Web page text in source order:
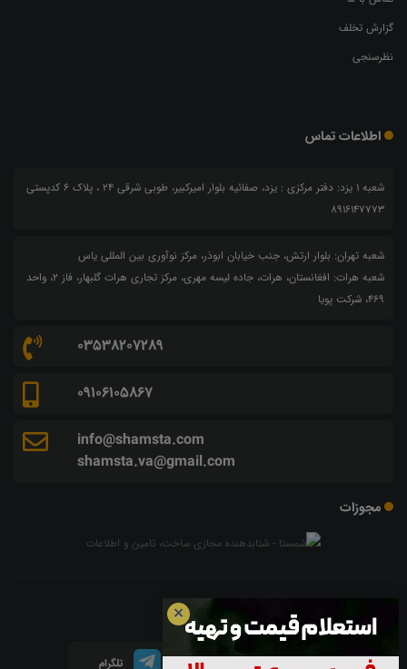
گزارش تخلف
نظرسنجی
اطلاعات تماس
شعبه 1 یزد: دفتر مرکزی : یزد، صفائیه بلوار امیرکبیر، طوبی شرقی 24 ، پلاک 6 کدپستی
8916147773
شعبه تهران: بلوار ارتش، جنب خیابان ابوذر، مرکز نوآوری بین المللی یاس
شعبه هرات: افغانستان، هرات، جاده لیسه مهری، مرکز تجاری هرات گلبهار، فاز ۲، واحد
۴۶۹، شرکت پویا
03538207289
09106105867
info@shamsta.com
shamsta.va@gmail.com
مجوزات
شبکه های اجتماعی
لینکدین تلگرام
✕